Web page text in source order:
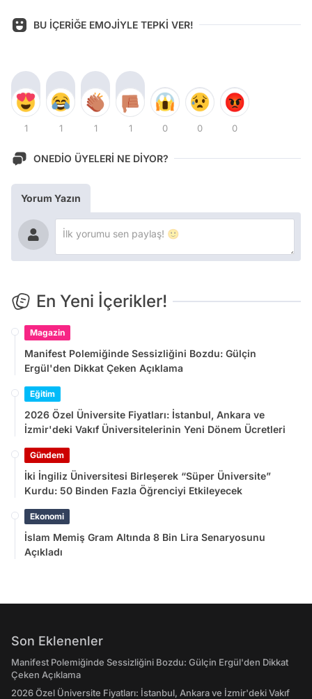
BU İÇERİĞE EMOJİYLE TEPKİ VER!
1 1 1 1 0 0 0
ONEDİO ÜYELERİ NE DİYOR?
Yorum Yazın
En Yeni İçerikler!
Magazin
Manifest Polemiğinde Sessizliğini Bozdu: Gülçin
Ergül'den Dikkat Çeken Açıklama
Eğitim
2026 Özel Üniversite Fiyatları: İstanbul, Ankara ve
İzmir'deki Vakıf Üniversitelerinin Yeni Dönem Ücretleri
Gündem
İki İngiliz Üniversitesi Birleşerek “Süper Üniversite”
Kurdu: 50 Binden Fazla Öğrenciyi Etkileyecek
Ekonomi
İslam Memiş Gram Altında 8 Bin Lira Senaryosunu
Açıkladı
Son Eklenenler
Manifest Polemiğinde Sessizliğini Bozdu: Gülçin Ergül'den Dikkat
Çeken Açıklama
2026 Özel Üniversite Fiyatları: İstanbul, Ankara ve İzmir'deki Vakıf